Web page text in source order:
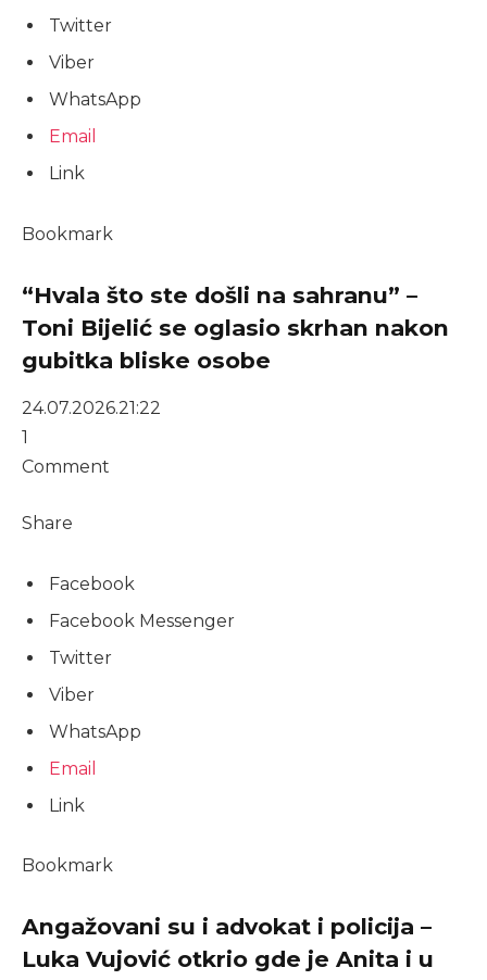
Twitter
Viber
WhatsApp
Email
Link
Bookmark
“Hvala što ste došli na sahranu” –
Toni Bijelić se oglasio skrhan nakon
gubitka bliske osobe
24.07.2026.21:22
1
Comment
Share
Facebook
Facebook Messenger
Twitter
Viber
WhatsApp
Email
Link
Bookmark
Angažovani su i advokat i policija –
Luka Vujović otkrio gde je Anita i u